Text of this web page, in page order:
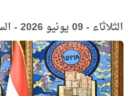
الثلاثاء - 09 يونيو 2026 - الساعة 07:54 م